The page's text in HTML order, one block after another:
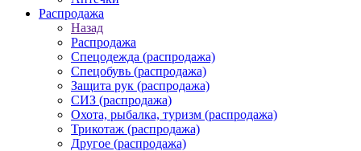
Распродажа
Назад
Распродажа
Спецодежда (распродажа)
Спецобувь (распродажа)
Защита рук (распродажа)
СИЗ (распродажа)
Охота, рыбалка, туризм (распродажа)
Трикотаж (распродажа)
Другое (распродажа)